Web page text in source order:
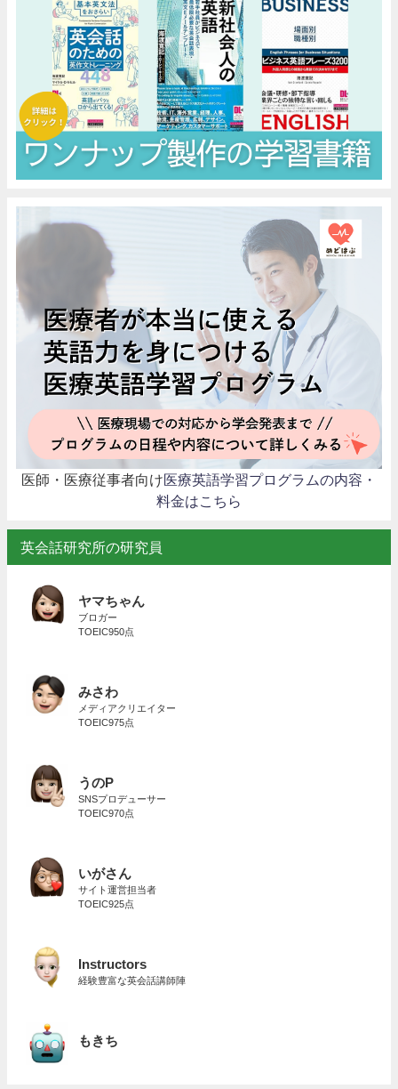
医師・医療従事者向け医療英語学習プログラムの内容・
料金はこちら
英会話研究所の研究員
ヤマちゃん
ブロガー
TOEIC950点
みさわ
メディアクリエイター
TOEIC975点
うのP
SNSプロデューサー
TOEIC970点
いがさん
サイト運営担当者
TOEIC925点
Instructors
経験豊富な英会話講師陣
もきち